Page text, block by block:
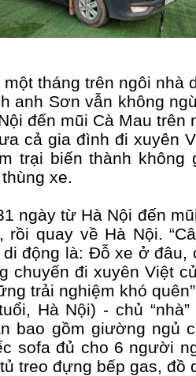
tháng trên ngôi nhà
anh Sơn vẫn không
đến mũi Cà Mau trên
cả gia đình đi xuyên
trại biến thành
xe.
ngày từ Hà Nội đến
rồi quay về Hà Nội.
động là: Đỗ xe ở
chuyến đi xuyên Việt
trải nghiệm khó
Hà Nội) - chủ
bao gồm giường ngủ
sofa đủ cho 6 người
treo đựng bếp gas, đồ